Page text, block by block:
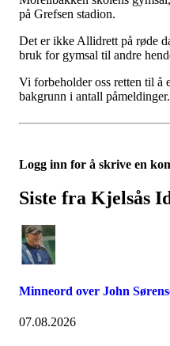
på Grefsen stadion.
Det er ikke Allidrett på røde
bruk for gymsal til andre
Vi forbeholder oss retten til å
bakgrunn i antall påmeldinger.
Logg inn for å skrive en
Siste fra Kjelsås
Minneord over John
07.08.2026